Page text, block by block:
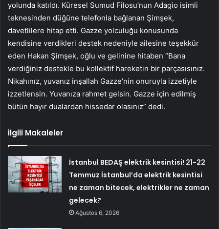
yolunda katıldı. Küresel Sumud Filosu’nun Adagio isimli
teknesinden düğüne telefonla bağlanan Şimşek,
davetlilere hitap etti. Gazze yolculuğu konusunda
kendisine verdikleri destek nedeniyle ailesine teşekkür
eden Hakan Şimşek, oğlu ve gelinine hitaben “Bana
verdiğiniz destekle bu kollektif hareketin bir parçasısınız.
Nikahınız, yuvanız inşallah Gazze’nin onuruyla izzetiyle
izzetlensin. Yuvanıza rahmet gelsin. Gazze için edilmiş
bütün hayır dualardan hissedar olasınız” dedi.
İlgili Makaleler
İstanbul BEDAŞ elektrik kesintisi! 21-22
Temmuz İstanbul’da elektrik kesintisi
ne zaman bitecek, elektrikler ne zaman
gelecek?
Ağustos 6, 2026